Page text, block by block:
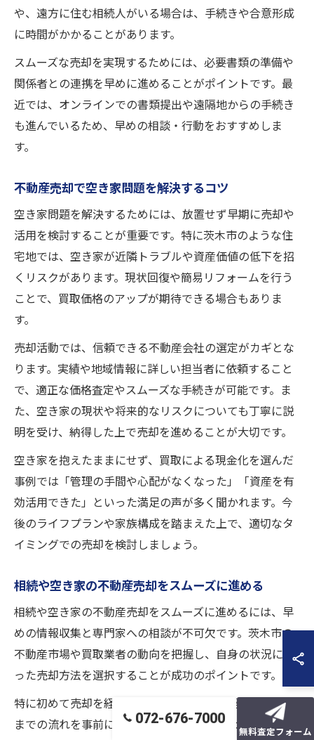
や、遠方に住む相続人がいる場合は、手続きや合意形成
に時間がかかることがあります。
スムーズな売却を実現するためには、必要書類の準備や
関係者との連携を早めに進めることがポイントです。最
近では、オンラインでの書類提出や遠隔地からの手続き
も進んでいるため、早めの相談・行動をおすすめしま
す。
不動産売却で空き家問題を解決するコツ
空き家問題を解決するためには、放置せず早期に売却や
活用を検討することが重要です。特に茨木市のような住
宅地では、空き家が近隣トラブルや資産価値の低下を招
くリスクがあります。現状回復や簡易リフォームを行う
ことで、買取価格のアップが期待できる場合もありま
す。
売却活動では、信頼できる不動産会社の選定がカギとな
ります。実績や地域情報に詳しい担当者に依頼すること
で、適正な価格査定やスムーズな手続きが可能です。ま
た、空き家の現状や将来的なリスクについても丁寧に説
明を受け、納得した上で売却を進めることが大切です。
空き家を抱えたままにせず、買取による現金化を選んだ
事例では「管理の手間や心配がなくなった」「資産を有
効活用できた」といった満足の声が多く聞かれます。今
後のライフプランや家族構成を踏まえた上で、適切なタ
イミングでの売却を検討しましょう。
相続や空き家の不動産売却をスムーズに進める
相続や空き家の不動産売却をスムーズに進めるには、早
めの情報収集と専門家への相談が不可欠です。茨木市の
不動産市場や買取業者の動向を把握し、自身の状況に合
った売却方法を選択することが成功のポイントです。
特に初めて売却を経験する方は、査定から契約、現金化
までの流れを事前に確認し、不明点は遠慮なく担当者に
072-676-7000
無料査定フォーム